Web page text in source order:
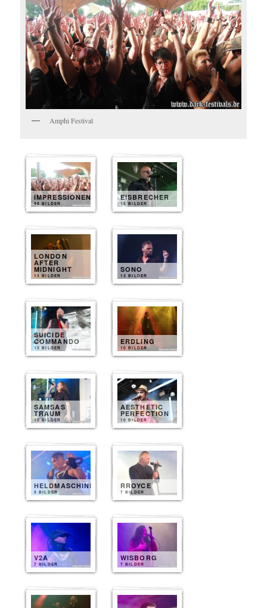
Amphi Festival
IMPRESSIONEN
40 BILDER
EISBRECHER
15 BILDER
LONDON
AFTER
MIDNIGHT
13 BILDER
SONO
13 BILDER
SUICIDE
COMMANDO
13 BILDER
ERDLING
10 BILDER
SAMSAS
TRAUM
10 BILDER
AESTHETIC
PERFECTION
10 BILDER
HELDMASCHINE
9 BILDER
RROYCE
7 BILDER
V2A
7 BILDER
WISBORG
7 BILDER